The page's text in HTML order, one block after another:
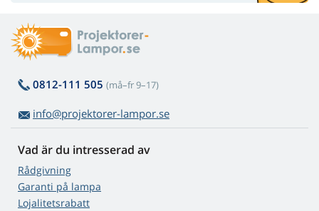
0812-111 505 (må–fr 9–17)
info@projektorer-lampor.se
Vad är du intresserad av
Rådgivning
Garanti på lampa
Lojalitetsrabatt